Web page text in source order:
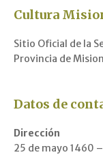
Cultura
Sitio Oficial de la
Provincia de
Datos de
Dirección
25 de mayo 1460